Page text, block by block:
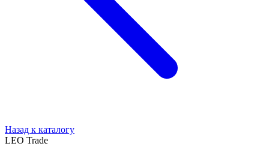
Назад к каталогу
LEO Trade